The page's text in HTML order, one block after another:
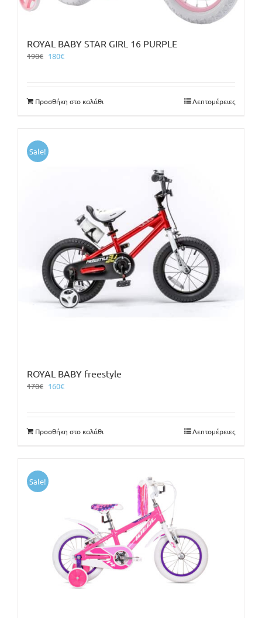
ROYAL BABY STAR GIRL 16 PURPLE
190€ Original
190€.
180€Η
είναι:
180€.
Προσθήκη στο καλάθι Λεπτομέρειες
Sale!
ROYAL BABY freestyle
170€ Original
170€.
160€Η
είναι:
160€.
Προσθήκη στο καλάθι Λεπτομέρειες
Sale!